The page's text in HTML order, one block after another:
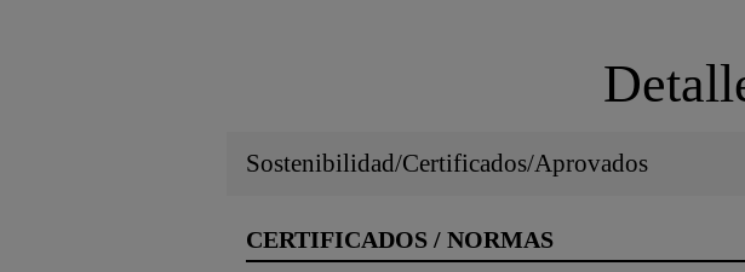
Sostenibilidad/Certificados/Aprovados
CERTIFICADOS / NORMAS